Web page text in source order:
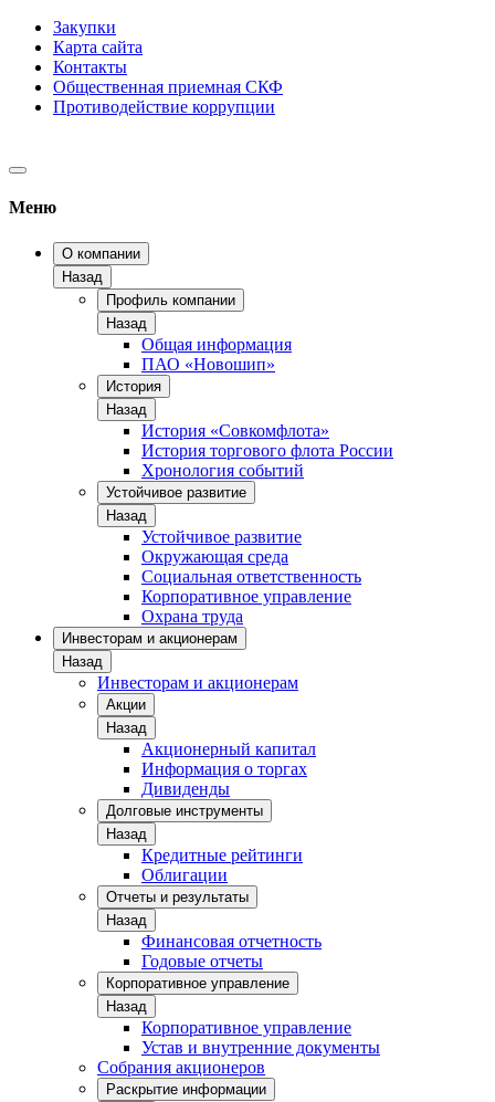
Закупки
Карта сайта
Контакты
Общественная приемная СКФ
Противодействие коррупции
Меню
О компании
Назад
Профиль компании
Назад
Общая информация
ПАО «Новошип»
История
Назад
История «Совкомфлота»
История торгового флота России
Хронология событий
Устойчивое развитие
Назад
Устойчивое развитие
Окружающая среда
Социальная ответственность
Корпоративное управление
Охрана труда
Инвесторам и акционерам
Назад
Инвесторам и акционерам
Акции
Назад
Акционерный капитал
Информация о торгах
Дивиденды
Долговые инструменты
Назад
Кредитные рейтинги
Облигации
Отчеты и результаты
Назад
Финансовая отчетность
Годовые отчеты
Корпоративное управление
Назад
Корпоративное управление
Устав и внутренние документы
Собрания акционеров
Раскрытие информации